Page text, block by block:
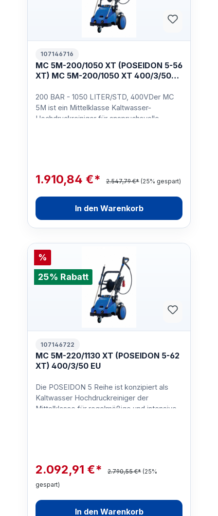
107146716
MC 5M-200/1050 XT (POSEIDON 5-56
XT) MC 5M-200/1050 XT 400/3/50
200 BAR - 1050 LITER/STD, 400VDer MC
5M ist ein Mittelklasse Kaltwasser-
Hochdruckreiniger für anspruchsvolle
1.910,84 €* 2.547,79 €* (25% gespart)
In den Warenkorb
%
25% Rabatt
107146722
MC 5M-220/1130 XT (POSEIDON 5-62
XT) 400/3/50 EU
Die POSEIDON 5 Reihe ist konzipiert als
Kaltwasser Hochdruckreiniger der
Mittelklasse für regelmäßige und intensive
2.092,91 €* 2.790,55 €* (25%
gespart)
In den Warenkorb